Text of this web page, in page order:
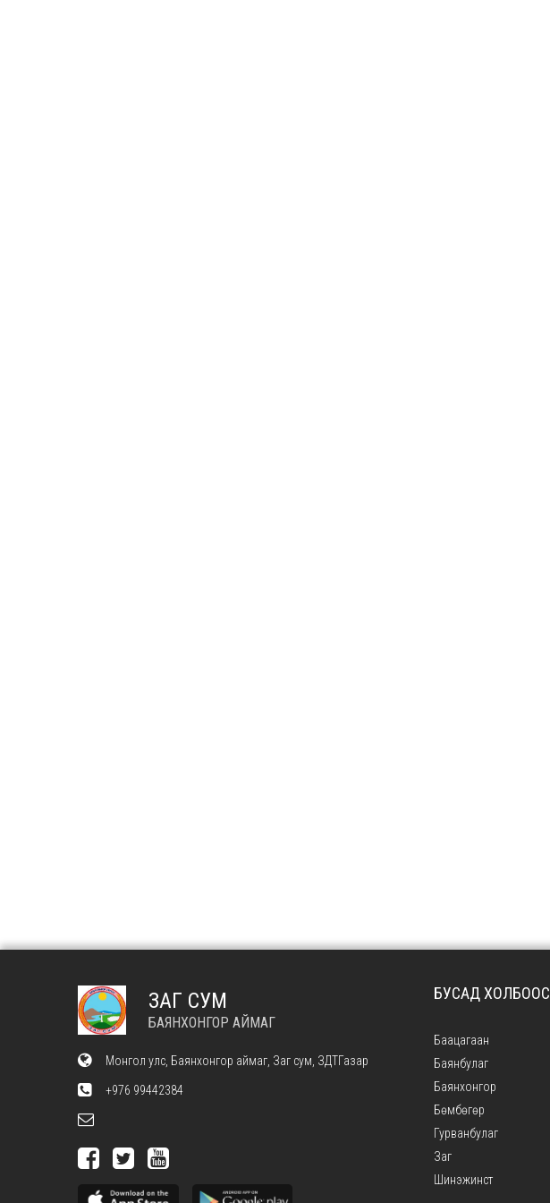
ЗАГ СУМ
БАЯНХОНГОР АЙМАГ
Монгол улс, Баянхонгор аймаг, Заг сум, ЗДТГазар
+976 99442384
БУСАД ХОЛБООС
Баацагаан
Баянбулаг
Баянхонгор
Бөмбөгөр
Гурванбулаг
Заг
Шинэжинст